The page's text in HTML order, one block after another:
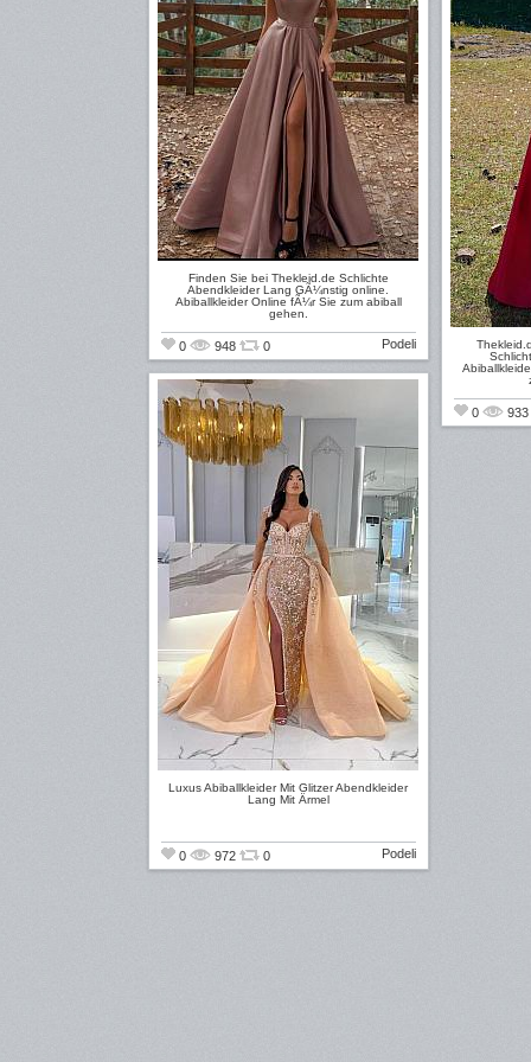
Finden Sie bei Thekleid.de Schlichte
Abendkleider Lang GÃ¼nstig online.
Abiballkleider Online fÃ¼r Sie zum abiball
gehen.
0 948 0 Podeli
0 933
Luxus Abiballkleider Mit Glitzer Abendkleider
Lang Mit Ärmel
0 972 0 Podeli